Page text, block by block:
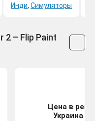
Инди, Симуляторы
2 – Flip Paint
Цена в
Украина